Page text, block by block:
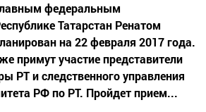
федеральным
Татарстан Ренатом
на 22 февраля 2017 года.
примут участие представители
РТ и следственного управления
РФ по РТ. Пройдет прием...